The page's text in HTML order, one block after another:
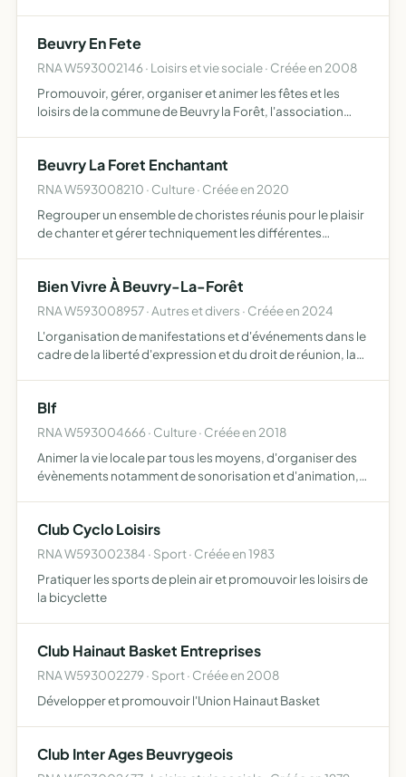
communal…
Beuvry En Fete
RNA W593002146 · Loisirs et vie sociale · Créée en 2008
Promouvoir, gérer, organiser et animer les fêtes et les
loisirs de la commune de Beuvry la Forêt, l'association
Beuvry La Foret Enchantant
RNA W593008210 · Culture · Créée en 2020
Regrouper un ensemble de choristes réunis pour le plaisir
de chanter et gérer techniquement les différentes
Bien Vivre À Beuvry-La-Forêt
RNA W593008957 · Autres et divers · Créée en 2024
L'organisation de manifestations et d'événements dans le
cadre de la liberté d'expression et du droit de réunion, la
Blf
RNA W593004666 · Culture · Créée en 2018
Animer la vie locale par tous les moyens, d'organiser des
évènements notamment de sonorisation et d'animation,
Club Cyclo Loisirs
RNA W593002384 · Sport · Créée en 1983
Pratiquer les sports de plein air et promouvoir les loisirs de
la bicyclette
Club Hainaut Basket Entreprises
RNA W593002279 · Sport · Créée en 2008
Développer et promouvoir l'Union Hainaut Basket
Club Inter Ages Beuvrygeois